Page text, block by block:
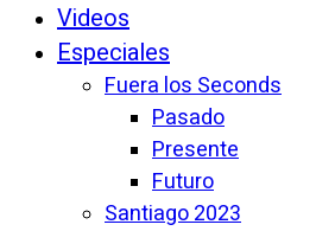
Videos
Especiales
Fuera los Seconds
Pasado
Presente
Futuro
Santiago 2023